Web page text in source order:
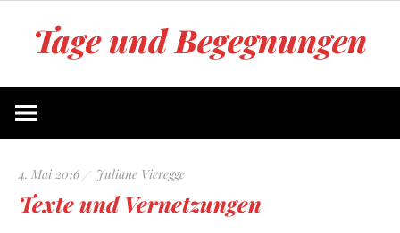
Tage und Begegnungen
von
4. Mai 2016 Juliane Vieregge
Texte und Vernetzungen